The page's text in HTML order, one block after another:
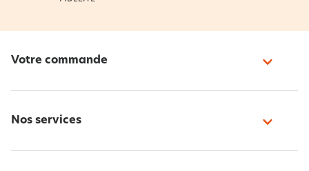
Votre commande
Nos services